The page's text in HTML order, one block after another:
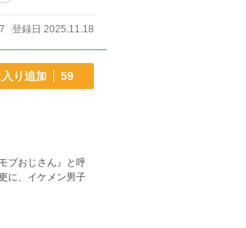
登録日 2025.11.18
り追加 59
ブおじさん』と呼
に、イケメン男子